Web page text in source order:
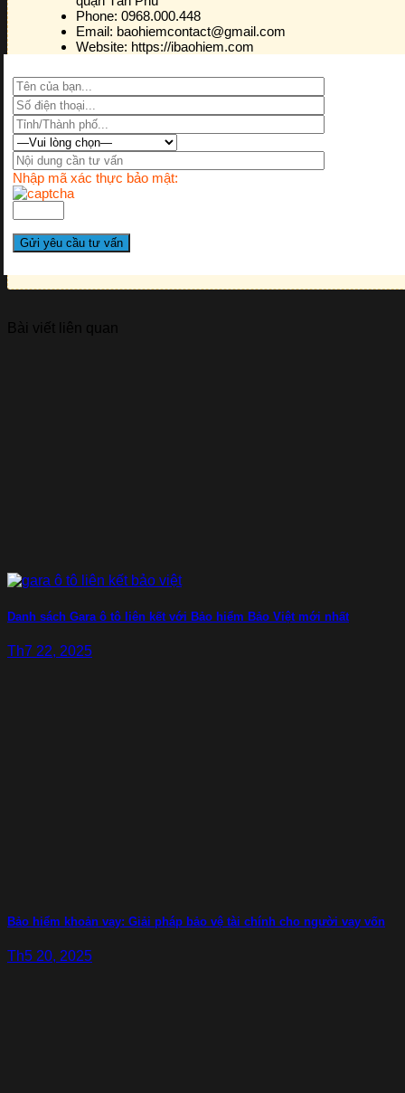
Phone: 0968.000.448
Email: baohiemcontact@gmail.com
Website: https://ibaohiem.com
Nhập mã xác thực bảo mật:
Bài viết liên quan
Danh sách Gara ô tô liên kết với Bảo hiểm Bảo Việt mới nhất
Th7 22, 2025
Bảo hiểm khoản vay: Giải pháp bảo vệ tài chính cho người vay vốn
Th5 20, 2025